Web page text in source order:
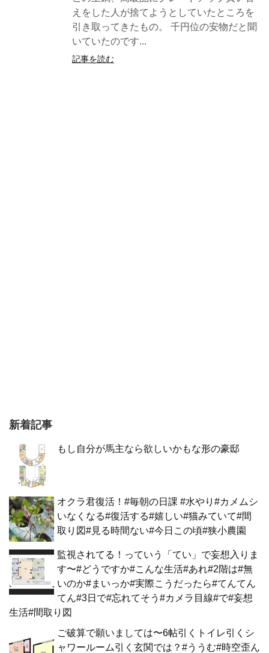
えをした人が捨てようとしていたところを
引き取ってきたもの。 千円位の安物だと聞
いていたのです...
記事を読む
新着記事
もし自分が馬主なら欲しいかもな形の豪邸
オクラ君復活！#毎朝の日課 #水やり#カメムシ
いなくなる#復活する#嬉しい#猫みていて#間
取り図#見る時間ない#今日この頃#狭小農園
監視されてる！っていう「てい」で妄想入りま
す〜#どうですか#こんな生活#あれ#2階は#無
いのか#まいっか#実際こうだったら#てんてん
てん#3日で#忘れてそう#カメラ目線#で#妄想
生活#間取り図
ご破算で願いましては〜6帖引くトイレ引くシ
ャワールーム引く玄関では？#ううむ#時空歪ん